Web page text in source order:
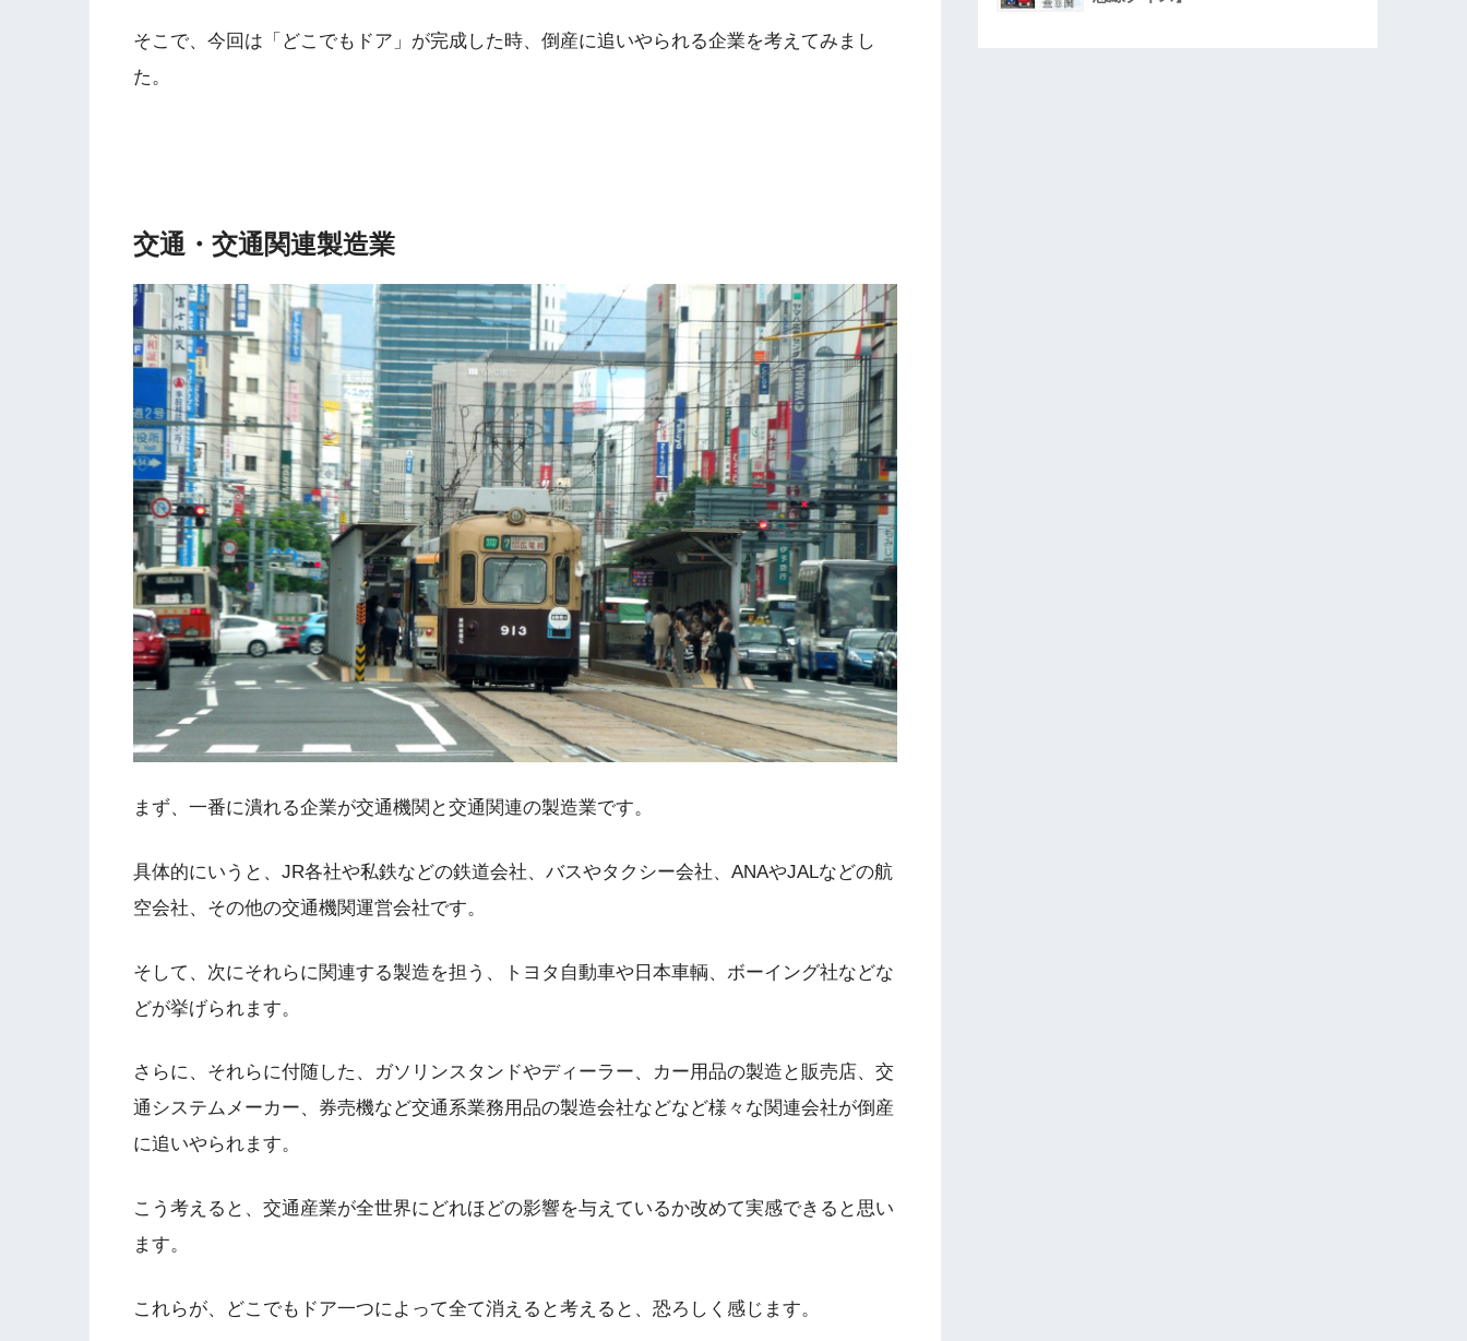
そこで、今回は「どこでもドア」が完成した時、倒産に追いやられる企業を考えてみまし
た。
交通・交通関連製造業
まず、一番に潰れる企業が交通機関と交通関連の製造業です。
具体的にいうと、JR各社や私鉄などの鉄道会社、バスやタクシー会社、ANAやJALなどの航
空会社、その他の交通機関運営会社です。
そして、次にそれらに関連する製造を担う、トヨタ自動車や日本車輌、ボーイング社などな
どが挙げられます。
さらに、それらに付随した、ガソリンスタンドやディーラー、カー用品の製造と販売店、交
通システムメーカー、券売機など交通系業務用品の製造会社などなど様々な関連会社が倒産
に追いやられます。
こう考えると、交通産業が全世界にどれほどの影響を与えているか改めて実感できると思い
ます。
これらが、どこでもドア一つによって全て消えると考えると、恐ろしく感じます。